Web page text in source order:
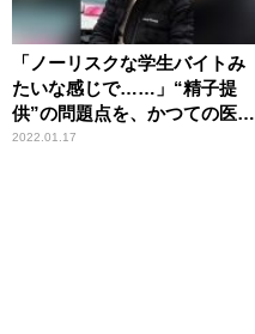
「ノーリスクな学生バイトみ
たいな感じで……」“精子提
供”の問題点を、かつての医学
部男子学生の事例をもとに辛
2022.01.17